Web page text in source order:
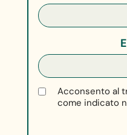
Acconsento al
come indicato